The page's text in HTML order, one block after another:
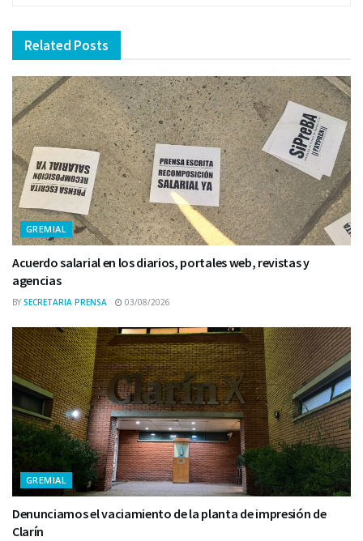
Related Posts
GREMIAL
Acuerdo salarial en los diarios, portales web, revistas y
agencias
BY SECRETARIA PRENSA 03/08/2026
GREMIAL
Denunciamos el vaciamiento de la planta de impresión de
Clarín